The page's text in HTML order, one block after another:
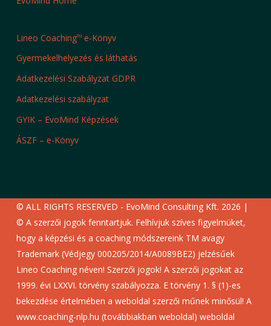
Lineo CoachingTMe-Könyv
Gyermekelhelyezés és láthatás
Adatkezelési Szabályzat GDPR
Adatkezelési szabályzat
GYIK – EvoMind Képzések
ÁSZF – e-Könyv
© ALL RIGHTS RESERVED - EvoMind Consulting Kft. 2026 |
© A szerzői jogok fenntartjuk. Felhívjuk szíves figyelmüket,
hogy a képzési és a coaching módszereink TM avagy
Trademark (Védjegy 000205/2014/A0089BE2) jelzésűek
Lineo Coaching néven! Szerzői jogok! A szerzői jogokat az
1999. évi LXXVI. törvény szabályozza. E törvény 1. § (1)-es
bekezdése értelmében a weboldal szerzői műnek minősül! A
www.coaching-nlp.hu (továbbiakban weboldal) weboldal